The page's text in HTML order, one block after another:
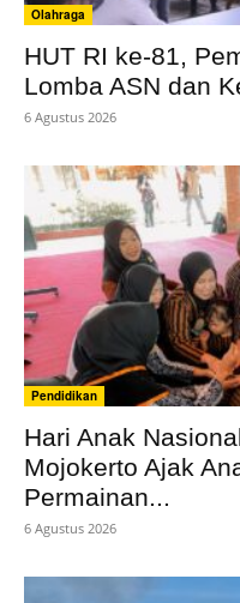
Olahraga
HUT RI ke-81,
Lomba ASN dan
6 Agustus 2026
Pendidikan
Hari Anak
Mojokerto Ajak
Permainan...
6 Agustus 2026